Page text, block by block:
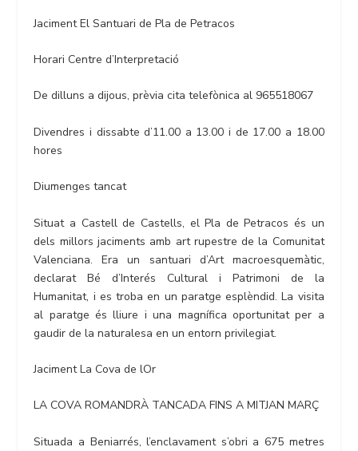
Jaciment El Santuari de Pla de Petracos
Horari Centre d’Interpretació
De dilluns a dijous, prèvia cita telefònica al 965518067
Divendres i dissabte d’11.00 a 13.00 i de 17.00 a 18.00
hores
Diumenges tancat
Situat a Castell de Castells, el Pla de Petracos és un
dels millors jaciments amb art rupestre de la Comunitat
Valenciana. Era un santuari d’Art macroesquemàtic,
declarat Bé d’Interés Cultural i Patrimoni de la
Humanitat, i es troba en un paratge esplèndid. La visita
al paratge és lliure i una magnífica oportunitat per a
gaudir de la naturalesa en un entorn privilegiat.
Jaciment La Cova de lOr
LA COVA ROMANDRÀ TANCADA FINS A MITJAN MARÇ
Situada a Beniarrés, l’enclavament s’obri a 675 metres